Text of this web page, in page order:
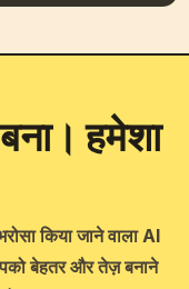
हमेशा
किया जाने वाला AI
बेहतर और तेज़ बनाने